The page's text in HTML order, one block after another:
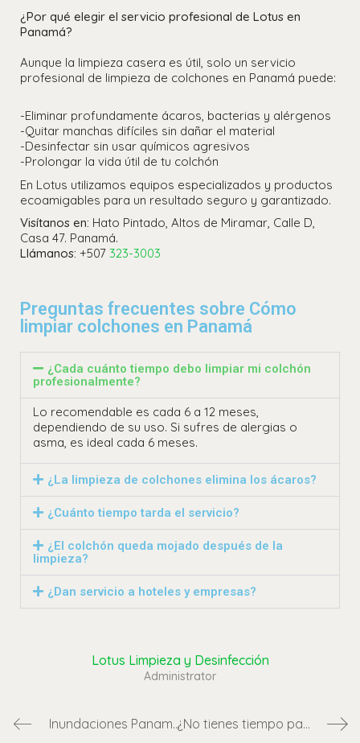
¿Por qué elegir el servicio profesional de Lotus en
Panamá?
Aunque la limpieza casera es útil, solo un servicio
profesional de limpieza de colchones en Panamá puede:
-Eliminar profundamente ácaros, bacterias y alérgenos
-Quitar manchas difíciles sin dañar el material
-Desinfectar sin usar químicos agresivos
-Prolongar la vida útil de tu colchón
En Lotus utilizamos equipos especializados y productos
ecoamigables para un resultado seguro y garantizado.
Visítanos en: Hato Pintado, Altos de Miramar, Calle D,
Casa 47. Panamá.
Llámanos: +507 323-3003
Preguntas frecuentes sobre Cómo
limpiar colchones en Panamá
¿Cada cuánto tiempo debo limpiar mi colchón
profesionalmente?
Lo recomendable es cada 6 a 12 meses,
dependiendo de su uso. Si sufres de alergias o
asma, es ideal cada 6 meses.
¿La limpieza de colchones elimina los ácaros?
¿Cuánto tiempo tarda el servicio?
¿El colchón queda mojado después de la
limpieza?
¿Dan servicio a hoteles y empresas?
Lotus Limpieza y Desinfección
Administrator
Inundaciones Panamá 2025: ¿Cómo limpiar y sacar el agua rápidamente en tu comercio, oficina o residencia? ¿No tienes tiempo para limpiar tu casa? Aquí va una solución realista (y profesional)